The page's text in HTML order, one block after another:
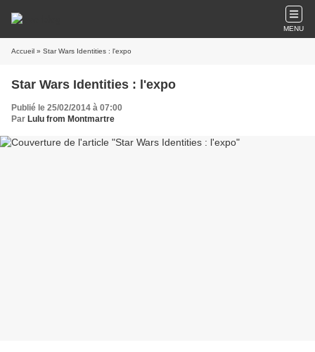
MENU
Accueil » Star Wars Identities : l'expo
Star Wars Identities : l'expo
Publié le 25/02/2014 à 07:00
Par Lulu from Montmartre